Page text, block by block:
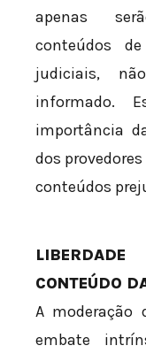
apenas
conteúdos
judiciais,
informado.
importância
dos
conteúdos
CONTEÚDO
A moderação
embate